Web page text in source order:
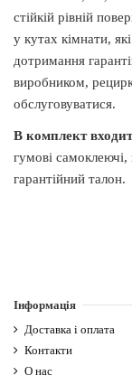
стійкій рівній
у кутах кімнати,
дотримання
виробником,
обслуговуватися.
В комплект
гумові
гарантійний талон.
Тип опромінення
Повітряно-пропускна
(м3/год)
Інформація
Доставка і оплата
Контакти
О нас